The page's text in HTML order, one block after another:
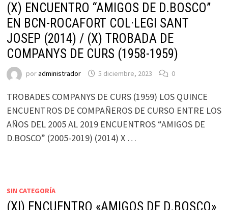
(X) ENCUENTRO “AMIGOS DE D.BOSCO”
EN BCN-ROCAFORT COL·LEGI SANT
JOSEP (2014) / (X) TROBADA DE
COMPANYS DE CURS (1958-1959)
poradministrador 5 diciembre, 2023 0
TROBADES COMPANYS DE CURS (1959) LOS QUINCE
ENCUENTROS DE COMPAÑEROS DE CURSO ENTRE LOS
AÑOS DEL 2005 AL 2019 ENCUENTROS “AMIGOS DE
D.BOSCO” (2005-2019) (2014) X …
SIN CATEGORÍA
(XI) ENCUENTRO «AMIGOS DE D.BOSCO»